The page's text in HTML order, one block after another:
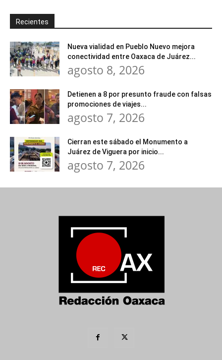
Recientes
Nueva vialidad en Pueblo Nuevo mejora
conectividad entre Oaxaca de Juárez...
agosto 8, 2026
Detienen a 8 por presunto fraude con falsas
promociones de viajes...
agosto 7, 2026
Cierran este sábado el Monumento a
Juárez de Viguera por inicio...
agosto 7, 2026